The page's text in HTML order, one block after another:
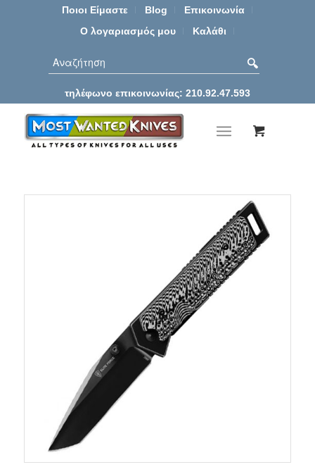
Ποιοι Είμαστε Blog
Επικοινωνία
Ο λογαριασμός μου
Καλάθι
τηλέφωνο επικοινωνίας: 210.92.47.593